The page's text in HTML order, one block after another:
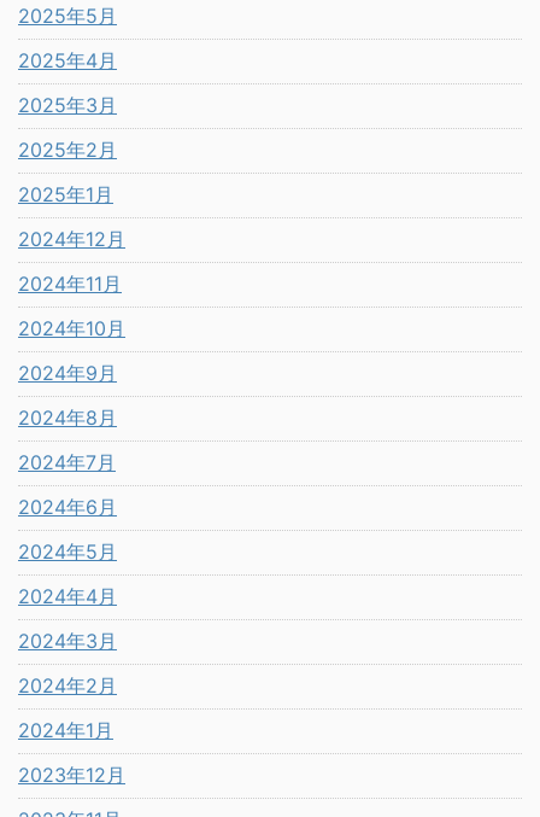
2025年5月
2025年4月
2025年3月
2025年2月
2025年1月
2024年12月
2024年11月
2024年10月
2024年9月
2024年8月
2024年7月
2024年6月
2024年5月
2024年4月
2024年3月
2024年2月
2024年1月
2023年12月